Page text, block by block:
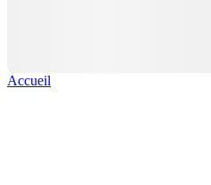
Accueil